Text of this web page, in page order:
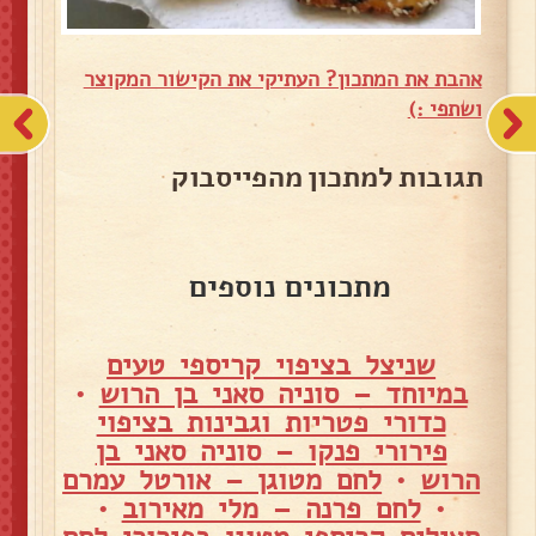
אהבת את המתכון? העתיקי את הקישור המקוצר
ושתפי :)
תגובות למתכון מהפייסבוק
מתכונים נוספים
שניצל בציפוי קריספי טעים
במיוחד – סוניה סאני בן הרוש •
כדורי פטריות וגבינות בציפוי
פירורי פנקו – סוניה סאני בן
הרוש • לחם מטוגן – אורטל עמרם
•לחם פרנה – מלי מאירוב •